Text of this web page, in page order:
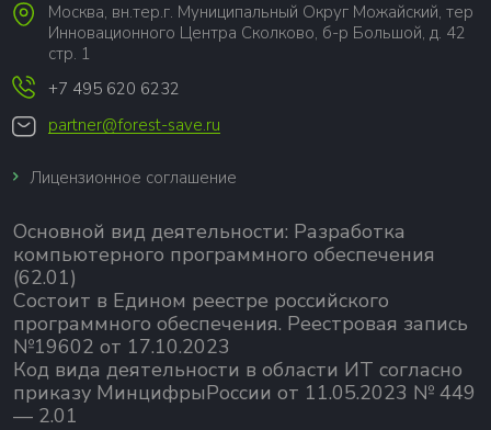
Москва, вн.тер.г. Муниципальный Округ Можайский, тер
Инновационного Центра Сколково, б-р Большой, д. 42
стр. 1
+7 495 620 6232
partner@forest-save.ru
Лицензионное соглашение
Основной вид деятельности: Разработка
компьютерного программного обеспечения
(62.01)
Состоит в Едином реестре российского
программного обеспечения. Реестровая запись
№19602 от 17.10.2023
Код вида деятельности в области ИТ согласно
приказу МинцифрыРоссии от 11.05.2023 № 449
— 2.01